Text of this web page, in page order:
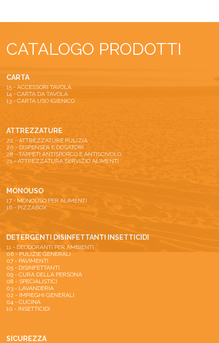
CATALOGO PRODOTTI
CARTA
15 - ACCESSORI TAVOLA
14 - CARTA DA TAVOLA
13 - CARTA USO IGIENICO
ATTREZZATURE
22 - ATTREZZATURE PULIZIA
20 - DISPENSER E DOSATORI
28 - TAPPETI ANTISPORCO E ANTISCIVOLO
21 - ATTREZZATURA SERVIZIO ALIMENTI
MONOUSO
17 - MONOUSO PER ALIMENTI
16 - PIZZABOX
DETERGENTI DISINFETTANTI INSETTICIDI
11 - DEODORANTI PER AMBIENTI
06 - PULIZIE GENERALI
07 - PAVIMENTI
05 - DISINFETTANTI
09 - CURA DELLA PERSONA
08 - SPECIALISTICI
03 - LAVANDERIA
02 - IMPIEGHI GENERALI
04 - CUCINA
10 - INSETTICIDI
SICUREZZA